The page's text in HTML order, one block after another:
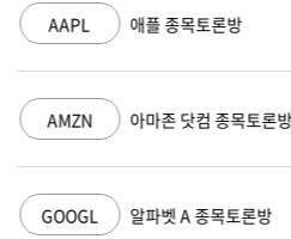
AAPL 애플 종목토론방
AMZN 아마존 닷컴 종목토론방
GOOGL 알파벳 A 종목토론방